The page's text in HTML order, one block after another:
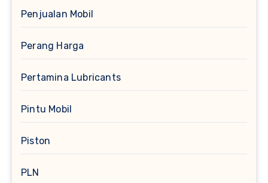
Penjualan Mobil
Perang Harga
Pertamina Lubricants
Pintu Mobil
Piston
PLN